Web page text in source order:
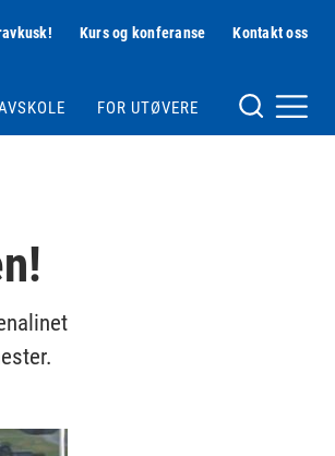
Kurs og konferanse Kontakt oss
FOR UTØVERE